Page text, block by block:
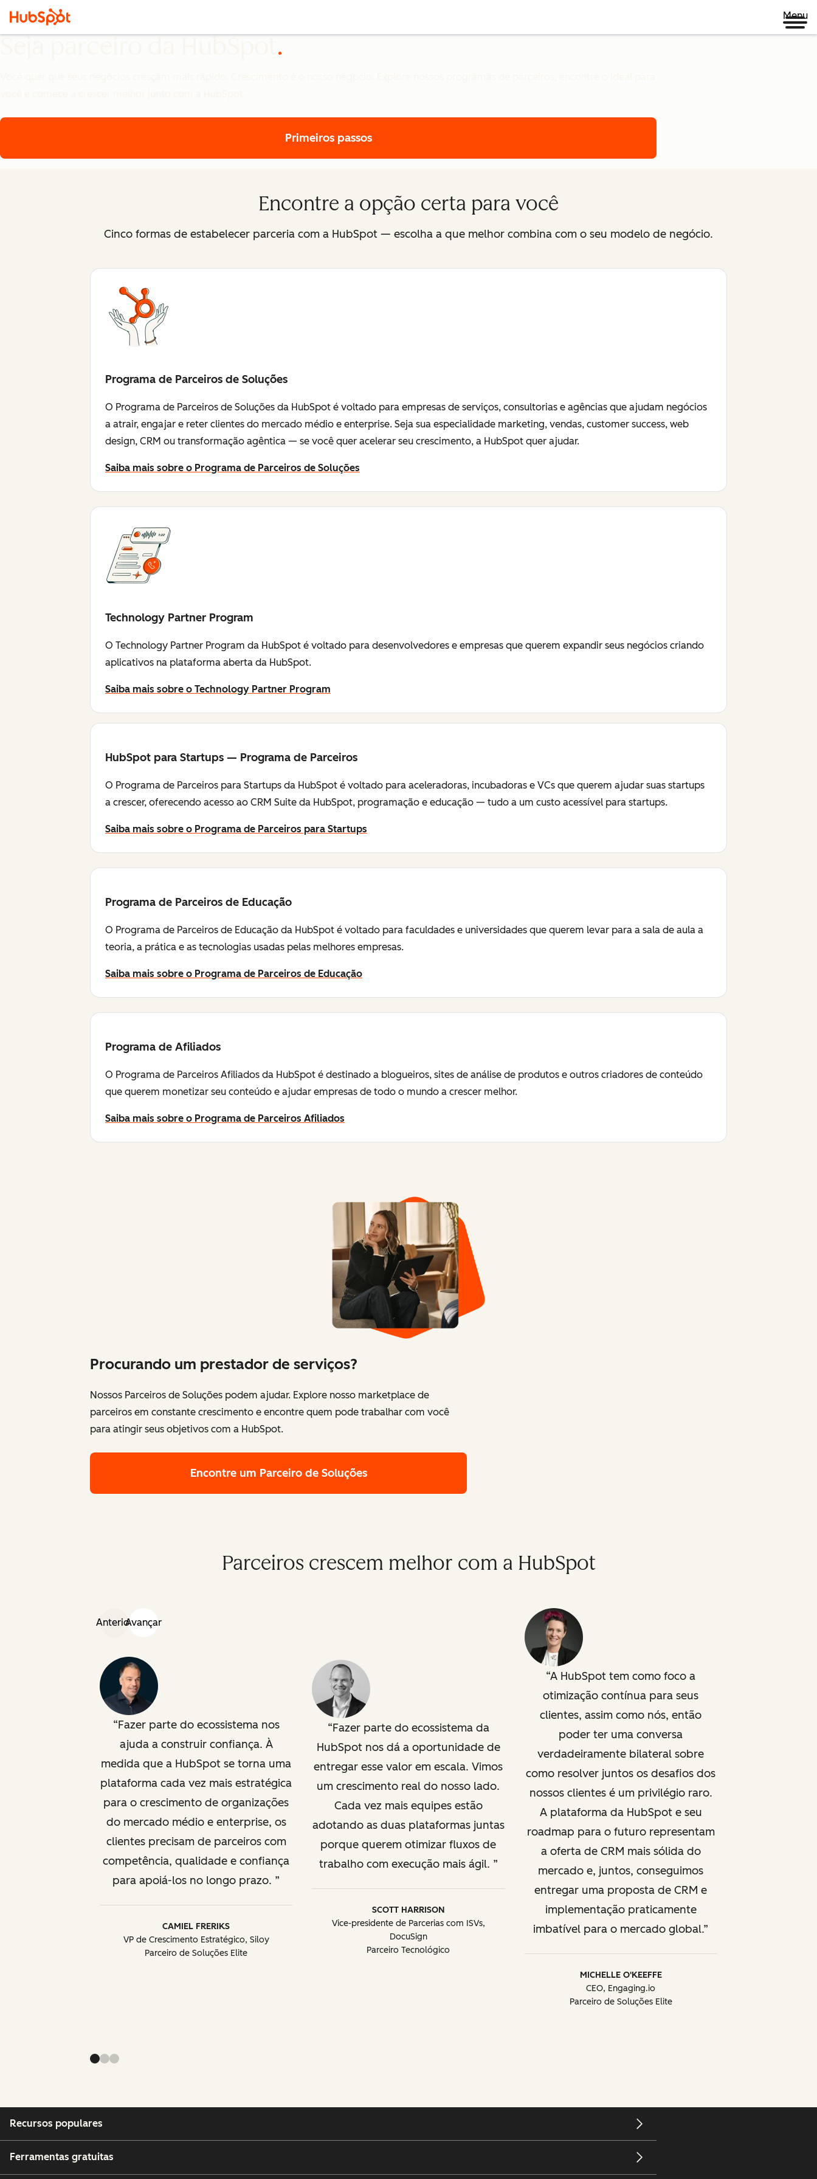
Menu
Primeiros passos
Encontre a opção certa para você
Cinco formas de estabelecer parceria com a HubSpot — escolha a que melhor combina com o seu modelo de negócio.
Programa de Parceiros de Soluções
O Programa de Parceiros de Soluções da HubSpot é voltado para empresas de serviços, consultorias e agências que ajudam negócios
a atrair, engajar e reter clientes do mercado médio e enterprise. Seja sua especialidade marketing, vendas, customer success, web
design, CRM ou transformação agêntica — se você quer acelerar seu crescimento, a HubSpot quer ajudar.
Saiba mais sobre o Programa de Parceiros de Soluções
Technology Partner Program
O Technology Partner Program da HubSpot é voltado para desenvolvedores e empresas que querem expandir seus negócios criando
aplicativos na plataforma aberta da HubSpot.
Saiba mais sobre o Technology Partner Program
HubSpot para Startups — Programa de Parceiros
O Programa de Parceiros para Startups da HubSpot é voltado para aceleradoras, incubadoras e VCs que querem ajudar suas startups
a crescer, oferecendo acesso ao CRM Suite da HubSpot, programação e educação — tudo a um custo acessível para startups.
Saiba mais sobre o Programa de Parceiros para Startups
Programa de Parceiros de Educação
O Programa de Parceiros de Educação da HubSpot é voltado para faculdades e universidades que querem levar para a sala de aula a
teoria, a prática e as tecnologias usadas pelas melhores empresas.
Saiba mais sobre o Programa de Parceiros de Educação
Programa de Afiliados
O Programa de Parceiros Afiliados da HubSpot é destinado a blogueiros, sites de análise de produtos e outros criadores de conteúdo
que querem monetizar seu conteúdo e ajudar empresas de todo o mundo a crescer melhor.
Saiba mais sobre o Programa de Parceiros Afiliados
Procurando um prestador de serviços?
Nossos Parceiros de Soluções podem ajudar. Explore nosso marketplace de
parceiros em constante crescimento e encontre quem pode trabalhar com você
para atingir seus objetivos com a HubSpot.
Encontre um Parceiro de Soluções
Parceiros crescem melhor com a HubSpot
AnteriorAvançar
Fazer parte do ecossistema nos
ajuda a construir confiança. À
medida que a HubSpot se torna uma
plataforma cada vez mais estratégica
para o crescimento de organizações
do mercado médio e enterprise, os
clientes precisam de parceiros com
competência, qualidade e confiança
para apoiá-los no longo prazo.
CAMIEL FRERIKS
VP de Crescimento Estratégico, Siloy
Parceiro de Soluções Elite
Fazer parte do ecossistema da
HubSpot nos dá a oportunidade de
entregar esse valor em escala. Vimos
um crescimento real do nosso lado.
Cada vez mais equipes estão
adotando as duas plataformas juntas
porque querem otimizar fluxos de
trabalho com execução mais ágil.
SCOTT HARRISON
Vice-presidente de Parcerias com ISVs,
DocuSign
Parceiro Tecnológico
A HubSpot tem como foco a
otimização contínua para seus
clientes, assim como nós, então
poder ter uma conversa
verdadeiramente bilateral sobre
como resolver juntos os desafios dos
nossos clientes é um privilégio raro.
A plataforma da HubSpot e seu
roadmap para o futuro representam
a oferta de CRM mais sólida do
mercado e, juntos, conseguimos
entregar uma proposta de CRM e
implementação praticamente
imbatível para o mercado global.
MICHELLE O'KEEFFE
CEO, Engaging.io
Parceiro de Soluções Elite
Recursos populares
Ferramentas gratuitas